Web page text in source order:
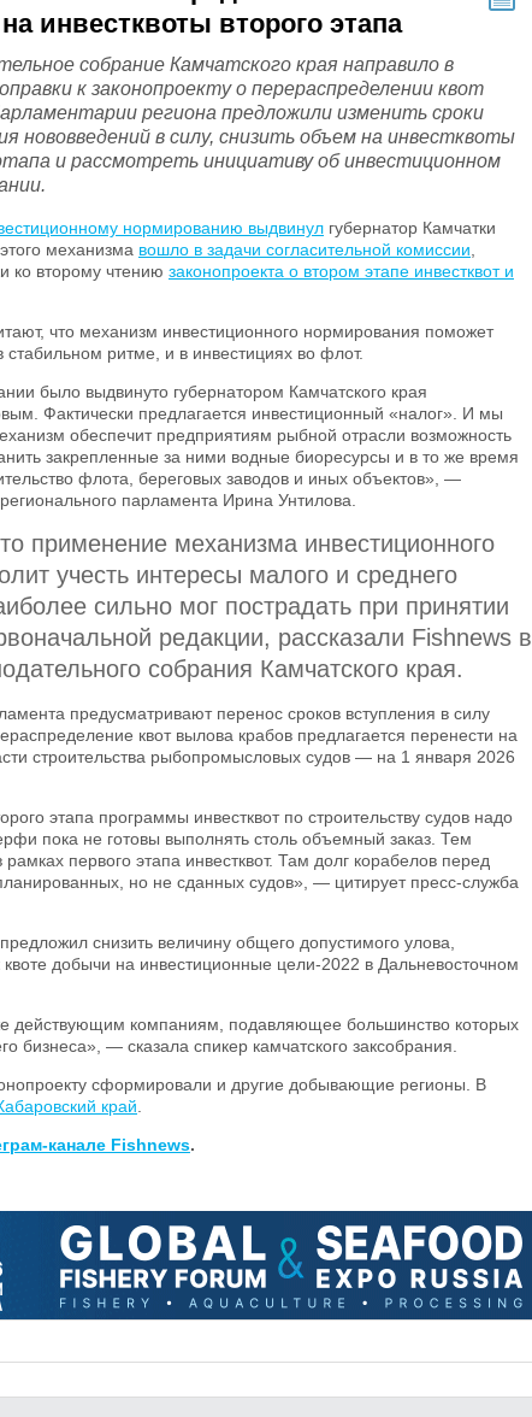
инвестквоты второго этапа
собрание Камчатского края направило в
к законопроекту о перераспределении квот
региона предложили изменить сроки
нововведений в силу, снизить объем на инвестквоты
и рассмотреть инициативу об инвестиционном
нормированию выдвинул губернатор Камчатки
механизма вошло в задачи согласительной комиссии
ко второму чтению законопроекта о втором этапе инвестквот и
что механизм инвестиционного нормирования поможет
ритме, и в инвестициях во флот.
было выдвинуто губернатором Камчатского края
Фактически предлагается инвестиционный «налог». И мы
обеспечит предприятиям рыбной отрасли возможность
закрепленные за ними водные биоресурсы и в то же время
флота, береговых заводов и иных объектов», —
парламента Ирина Унтилова.
применение механизма инвестиционного
учесть интересы малого и среднего
сильно мог пострадать при принятии
редакции, рассказали Fishnews в
собрания Камчатского края.
предусматривают перенос сроков вступления в силу
квот вылова крабов предлагается перенести на
строительства рыбопромысловых судов — на 1 января 2026
этапа программы инвестквот по строительству судов надо
пока не готовы выполнять столь объемный заказ. Тем
первого этапа инвестквот. Там долг корабелов перед
но не сданных судов», — цитирует пресс-служба
снизить величину общего допустимого улова,
добычи на инвестиционные цели-2022 в Дальневосточном
действующим компаниям, подавляющее большинство которых
бизнеса», — сказала спикер камчатского заксобрания.
сформировали и другие добывающие регионы. В
край
канале Fishnews.